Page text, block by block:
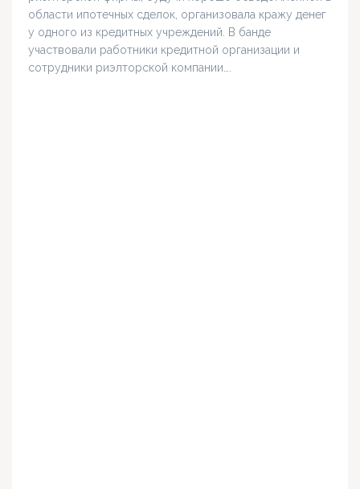
области ипотечных сделок, организовала кражу денег
у одного из кредитных учреждений. В банде
участвовали работники кредитной организации и
сотрудники риэлторской компании….